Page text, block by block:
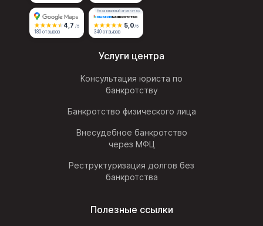
4,7 /5
180 отзывов
Независимый агрегатор
5,0/5
340 отзывов
Услуги центра
Консультация юриста по
банкротству
Банкротство физического лица
Внесудебное банкротство
через МФЦ
Реструктуризация долгов без
банкротства
Полезные ссылки